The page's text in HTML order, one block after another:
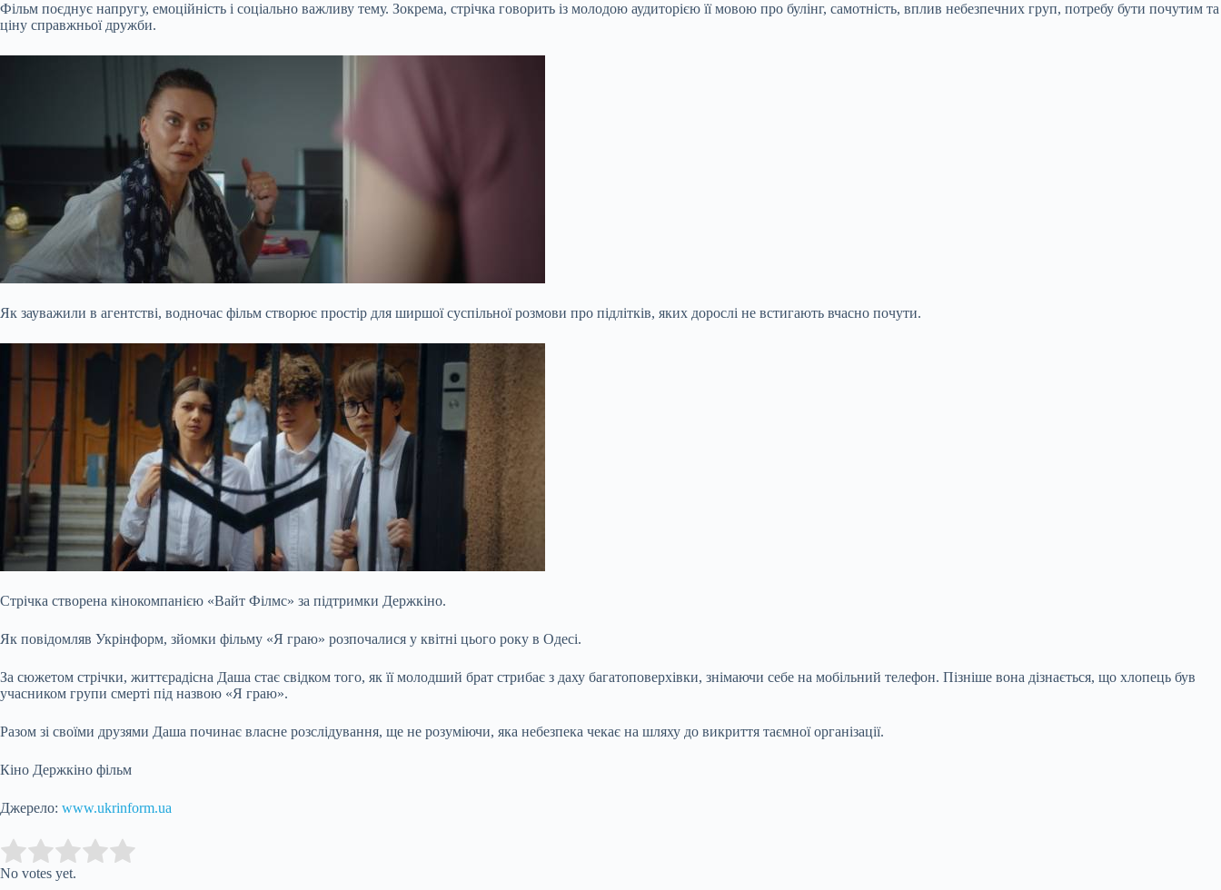
Фільм поєднує напругу, емоційність і соціально важливу тему. Зокрема, стрічка говорить із молодою аудиторією її мовою про булінг, самотність, вплив небезпечних груп, потребу бути почутим та
ціну справжньої дружби.
Як зауважили в агентстві, водночас фільм створює простір для ширшої суспільної розмови про підлітків, яких дорослі не встигають вчасно почути.
Стрічка створена кінокомпанією «Вайт Філмс» за підтримки Держкіно.
Як повідомляв Укрінформ, зйомки фільму «Я граю» розпочалися у квітні цього року в Одесі.
За сюжетом стрічки, життєрадісна Даша стає свідком того, як її молодший брат стрибає з даху багатоповерхівки, знімаючи себе на мобільний телефон. Пізніше вона дізнається, що хлопець був
учасником групи смерті під назвою «Я граю».
Разом зі своїми друзями Даша починає власне розслідування, ще не розуміючи, яка небезпека чекає на шляху до викриття таємної організації.
Кіно Держкіно фільм
Джерело: www.ukrinform.ua
Rate this item:
No votes yet.